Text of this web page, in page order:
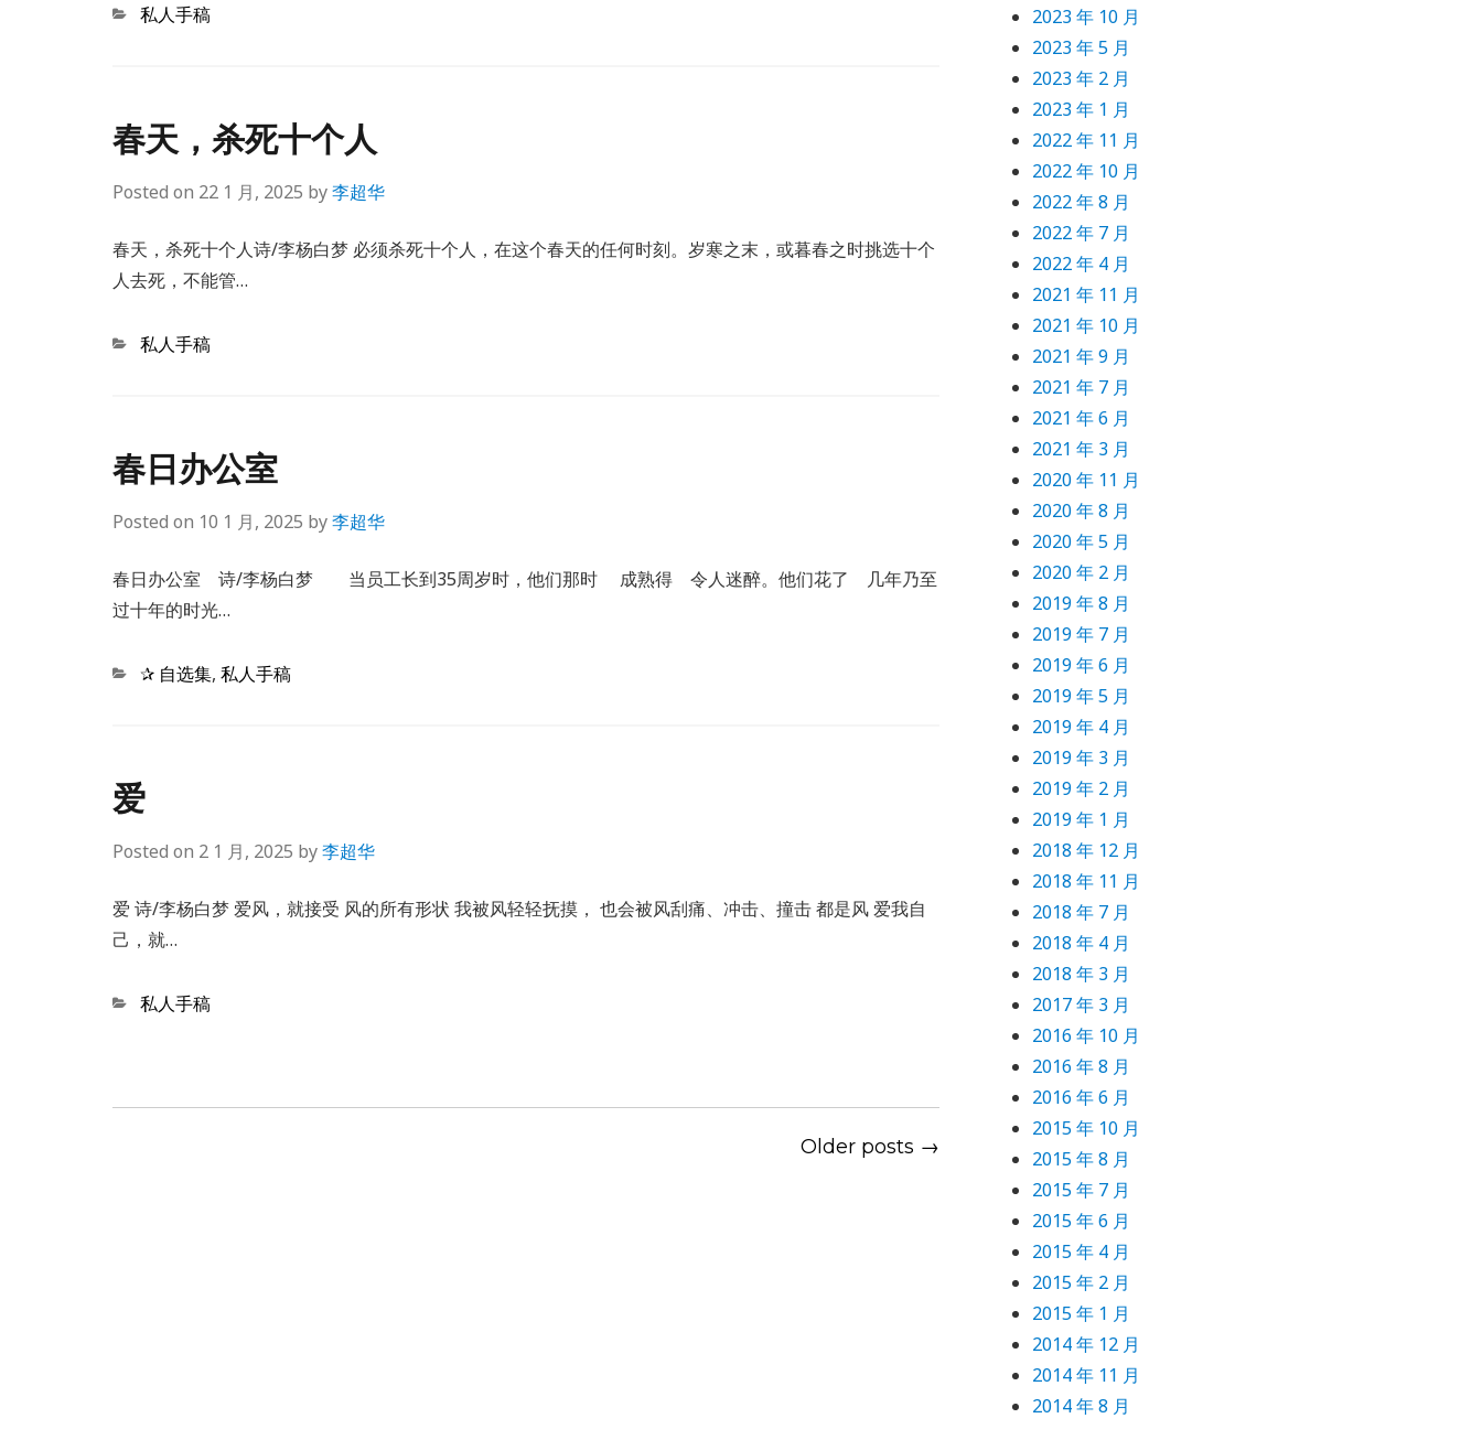
Categories
私人手稿
春天，杀死十个人
Posted on 22 1 月, 2025 by李超华
春天，杀死十个人诗/李杨白梦 必须杀死十个人，在这个春天的任何时刻。岁寒之末，或暮春之时挑选十个
人去死，不能管…
Categories
私人手稿
春日办公室
Posted on 10 1 月, 2025 by李超华
春日办公室 诗/李杨白梦 当员工长到35周岁时，他们那时 成熟得 令人迷醉。他们花了 几年乃至
过十年的时光…
Categories
✰ 自选集, 私人手稿
爱
Posted on 2 1 月, 2025 by李超华
爱 诗/李杨白梦 爱风，就接受 风的所有形状 我被风轻轻抚摸， 也会被风刮痛、冲击、撞击 都是风 爱我自
己，就…
Categories
私人手稿
Older posts →
2023 年 10 月
2023 年 5 月
2023 年 2 月
2023 年 1 月
2022 年 11 月
2022 年 10 月
2022 年 8 月
2022 年 7 月
2022 年 4 月
2021 年 11 月
2021 年 10 月
2021 年 9 月
2021 年 7 月
2021 年 6 月
2021 年 3 月
2020 年 11 月
2020 年 8 月
2020 年 5 月
2020 年 2 月
2019 年 8 月
2019 年 7 月
2019 年 6 月
2019 年 5 月
2019 年 4 月
2019 年 3 月
2019 年 2 月
2019 年 1 月
2018 年 12 月
2018 年 11 月
2018 年 7 月
2018 年 4 月
2018 年 3 月
2017 年 3 月
2016 年 10 月
2016 年 8 月
2016 年 6 月
2015 年 10 月
2015 年 8 月
2015 年 7 月
2015 年 6 月
2015 年 4 月
2015 年 2 月
2015 年 1 月
2014 年 12 月
2014 年 11 月
2014 年 8 月